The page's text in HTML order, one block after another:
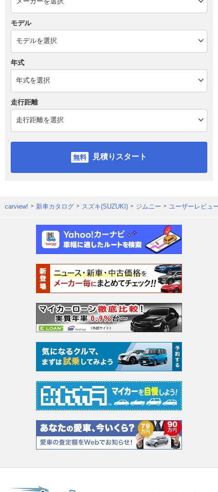
モデル
年式
走行距離
見積りスタート
carview! 新車カタログ スズキ(SUZUKI) ジムニー ユーザーレビュ